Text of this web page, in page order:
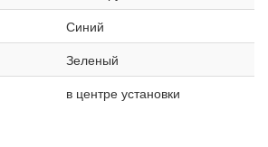
Синий
Зеленый
в центре установки